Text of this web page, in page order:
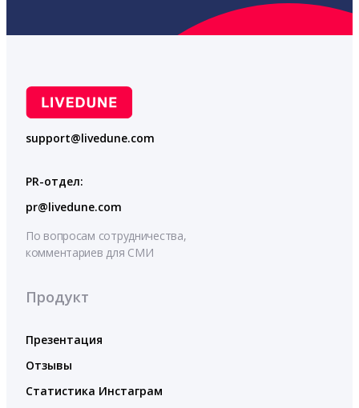
support@livedune.com
PR-отдел:
pr@livedune.com
По вопросам сотрудничества,
комментариев для СМИ
Продукт
Презентация
Отзывы
Статистика Инстаграм